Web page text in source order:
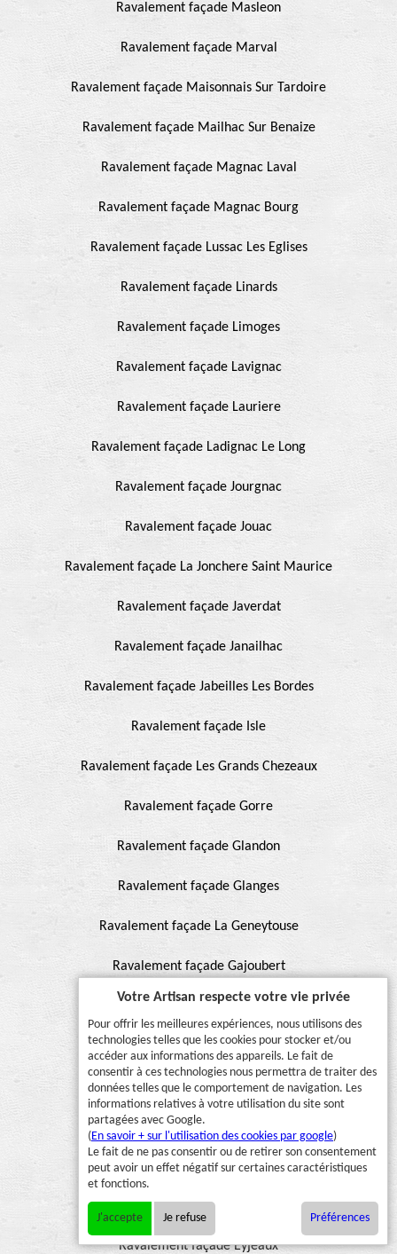
Ravalement façade Masleon
Ravalement façade Marval
Ravalement façade Maisonnais Sur Tardoire
Ravalement façade Mailhac Sur Benaize
Ravalement façade Magnac Laval
Ravalement façade Magnac Bourg
Ravalement façade Lussac Les Eglises
Ravalement façade Linards
Ravalement façade Limoges
Ravalement façade Lavignac
Ravalement façade Lauriere
Ravalement façade Ladignac Le Long
Ravalement façade Jourgnac
Ravalement façade Jouac
Ravalement façade La Jonchere Saint Maurice
Ravalement façade Javerdat
Ravalement façade Janailhac
Ravalement façade Jabeilles Les Bordes
Ravalement façade Isle
Ravalement façade Les Grands Chezeaux
Ravalement façade Gorre
Ravalement façade Glandon
Ravalement façade Glanges
Ravalement façade La Geneytouse
Ravalement façade Gajoubert
Ravalement façade Fromental
Ravalement façade Folles
Ravalement façade Flavignac
Ravalement façade Feytiat
Ravalement façade Eymoutiers
Ravalement façade Eybouleuf
Ravalement façade Eyjeaux
Votre Artisan respecte votre vie privée
Pour offrir les meilleures expériences, nous utilisons des
technologies telles que les cookies pour stocker et/ou
accéder aux informations des appareils. Le fait de
consentir à ces technologies nous permettra de traiter des
données telles que le comportement de navigation. Les
informations relatives à votre utilisation du site sont
partagées avec Google.
(En savoir + sur l'utilisation des cookies par google)
Le fait de ne pas consentir ou de retirer son consentement
peut avoir un effet négatif sur certaines caractéristiques
et fonctions.
J'accepte Je refuse Préférences